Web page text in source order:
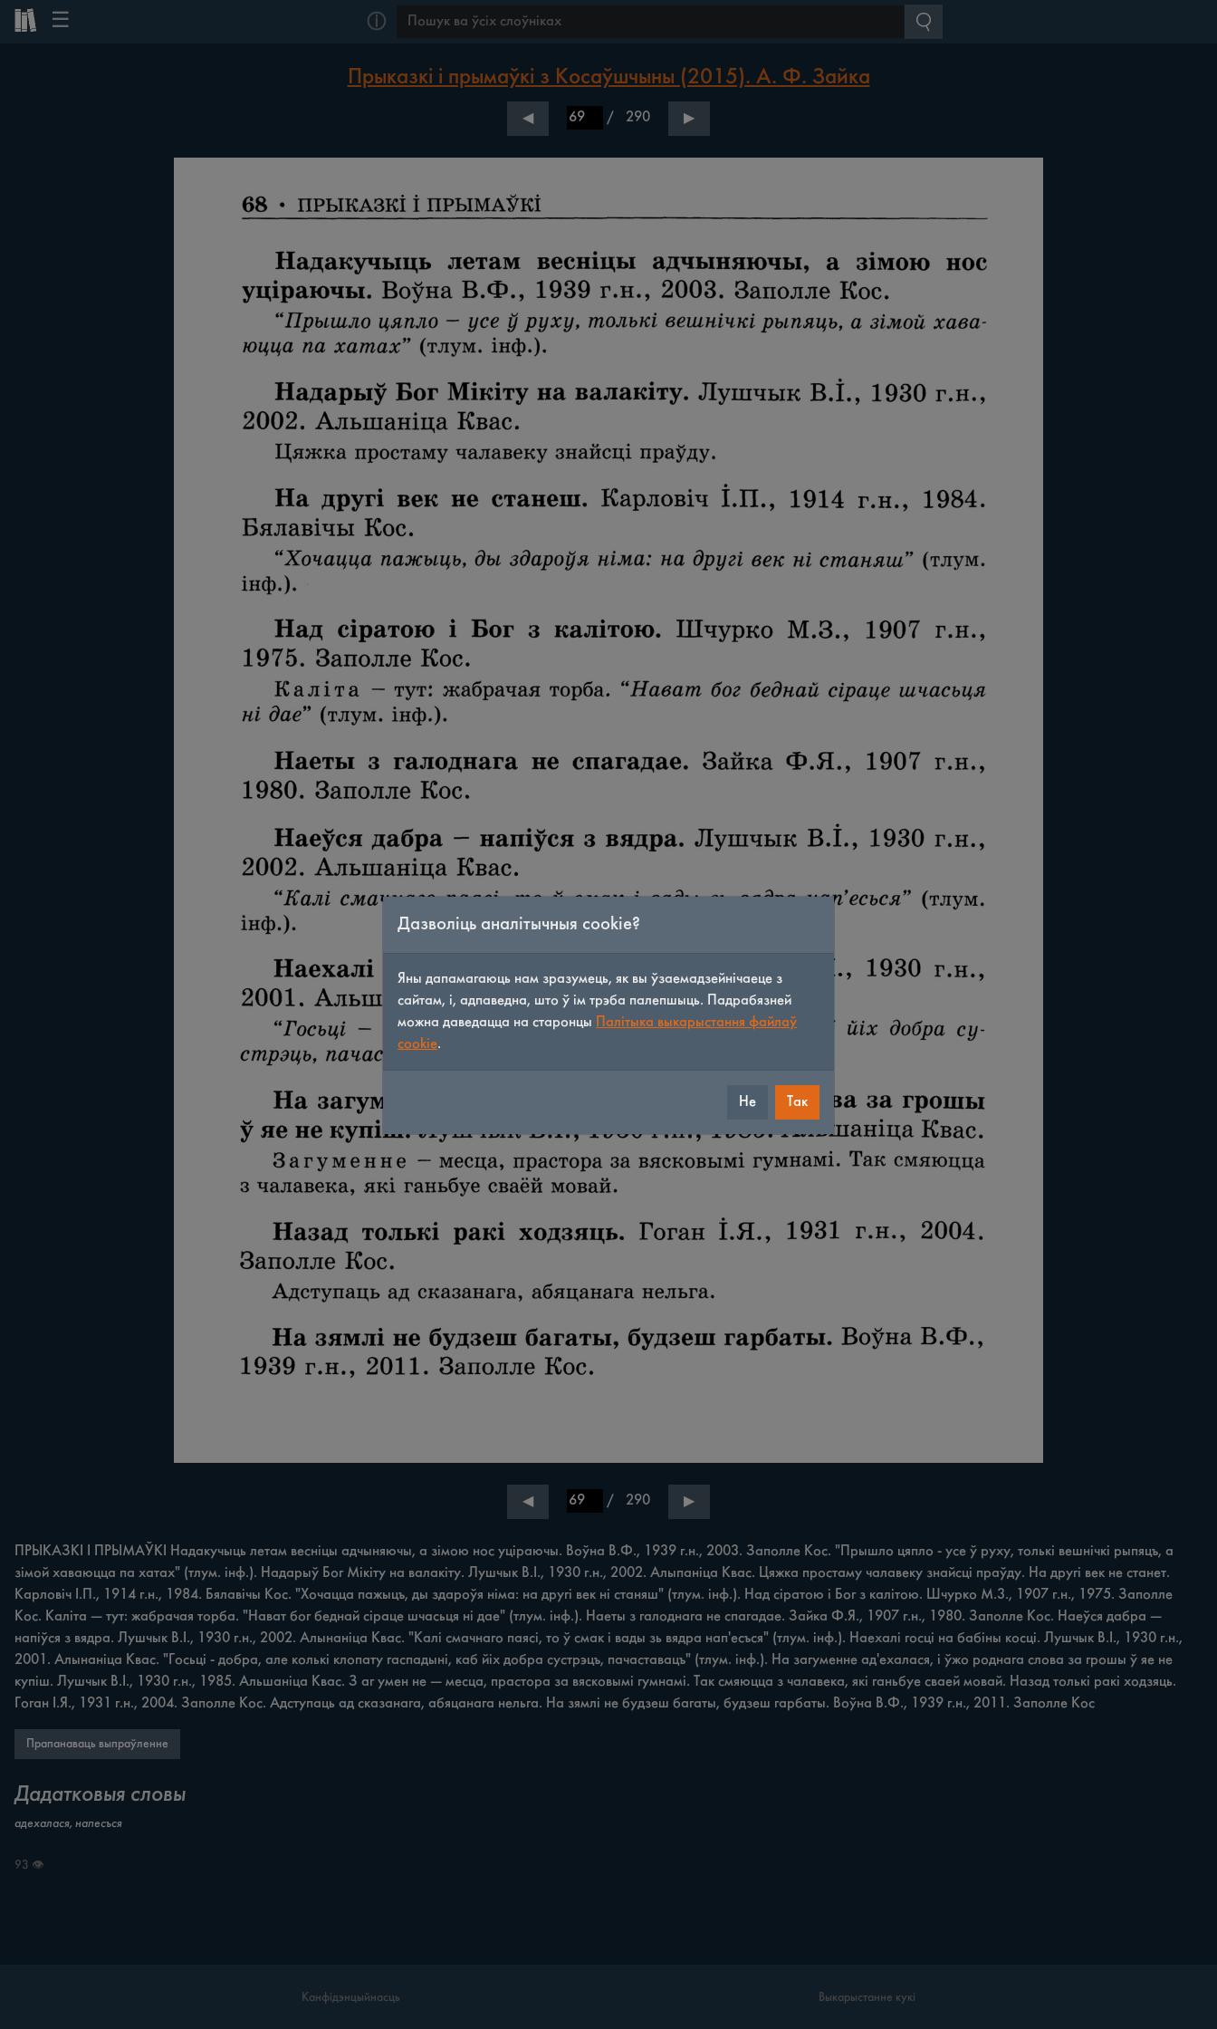
☰ ⓘ
Прыказкі і прымаўкі з Косаўшчыны (2015). А. Ф. Зайка
◀ / 290 ▶
◀ / 290 ▶
ПРЫКАЗКІ І ПРЫМАЎКІ Надакучыць летам весніцы адчыняючы, a зімою нос уціраючы. Воўна В.Ф., 1939 г.н., 2003. Заполле Кос. "Прышло цяпло - yce ў руху, толькі вешнічкі рыпяцъ, a
зімой хаваюцца па хатах" (тлум. інф.). Надарыў Бог Мікіту на валакіту. Лушчык В.І., 1930 г.н., 2002. Алыпаніца Квас. Цяжка простаму чалавеку знайсці праўду. На другі век не станет.
Карловіч І.П., 1914 г.н., 1984. Бялавічы Кос. "Хочацца пажыцъ, ды здароўя німа: на другі век ні станяш" (тлум. інф.). Над сіратою i Бог з калітою. Шчурко M.3., 1907 г.н., 1975. Заполле
Кос. Каліта — тут: жабрачая торба. "Нават бог беднай сіраце шчасьця ні дае" (тлум. інф.). Наеты з галоднага не спагадае. Зайка Ф.Я., 1907 г.н., 1980. Заполле Кос. Наеўся дабра —
напіўся з вядра. Лушчык В.І., 1930 г.н., 2002. Алынаніца Квас. "Калі смачнаго паясі, то ў смак i вады зь вядра нап'есъся" (тлум. інф.). Наехалі госці на бабіны косці. Лушчык B.I., 1930 г.н.,
2001. Алынаніца Квас. "Госьці - добра, але колькі клопату гаспадыні, каб йіх добра сустрэцъ, пачаставацъ" (тлум. інф.). На загуменне ад'ехалася, i ўжо роднага слова за грошы ў яе не
купіш. Лушчык В.І., 1930 г.н., 1985. Альшаніца Квас. З аг умен не — месца, прастора за вясковымі гумнамі. Так смяюцца з чалавека, які ганьбуе сваей мовай. Назад толькі ракі ходзяць.
Гоган І.Я., 1931 г.н., 2004. Заполле Кос. Адступаць ад сказанага, абяцанага нельга. На зямлі не будзеш багаты, будзеш гарбаты. Воўна В.Ф., 1939 г.н., 2011. Заполле Кос
Прапанаваць выпраўленне
Дадатковыя словы
адехалася, напесъся
93 👁
Канфідэнцыйнасць Выкарыстанне кукі
Дазволіць аналітычныя cookie?
Яны дапамагаюць нам зразумець, як вы ўзаемадзейнічаеце з
сайтам, і, адпаведна, што ў ім трэба палепшыць. Падрабязней
можна даведацца на старонцы Палітыка выкарыстання файлаў
cookie.
Не Так